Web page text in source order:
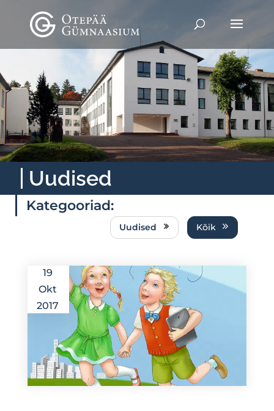
Uudised
Kategooriad:
Kõik
Uudised
19
Okt
2017